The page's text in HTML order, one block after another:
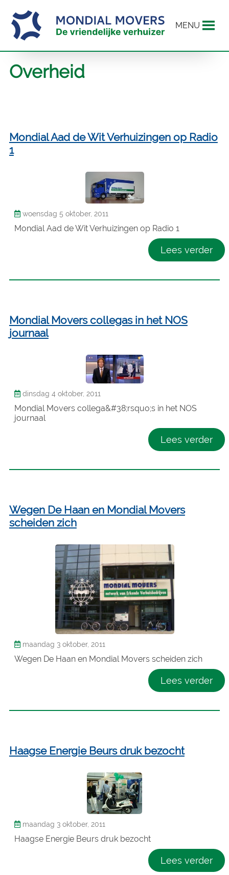
MENU
Overheid
Mondial Aad de Wit Verhuizingen op Radio
1
woensdag 5 oktober, 2011
Mondial Aad de Wit Verhuizingen op Radio 1
Lees verder
Mondial Movers collegas in het NOS
journaal
dinsdag 4 oktober, 2011
Mondial Movers collega&#38;rsquo;s in het NOS
journaal
Lees verder
Wegen De Haan en Mondial Movers
scheiden zich
maandag 3 oktober, 2011
Wegen De Haan en Mondial Movers scheiden zich
Lees verder
Haagse Energie Beurs druk bezocht
maandag 3 oktober, 2011
Haagse Energie Beurs druk bezocht
Lees verder